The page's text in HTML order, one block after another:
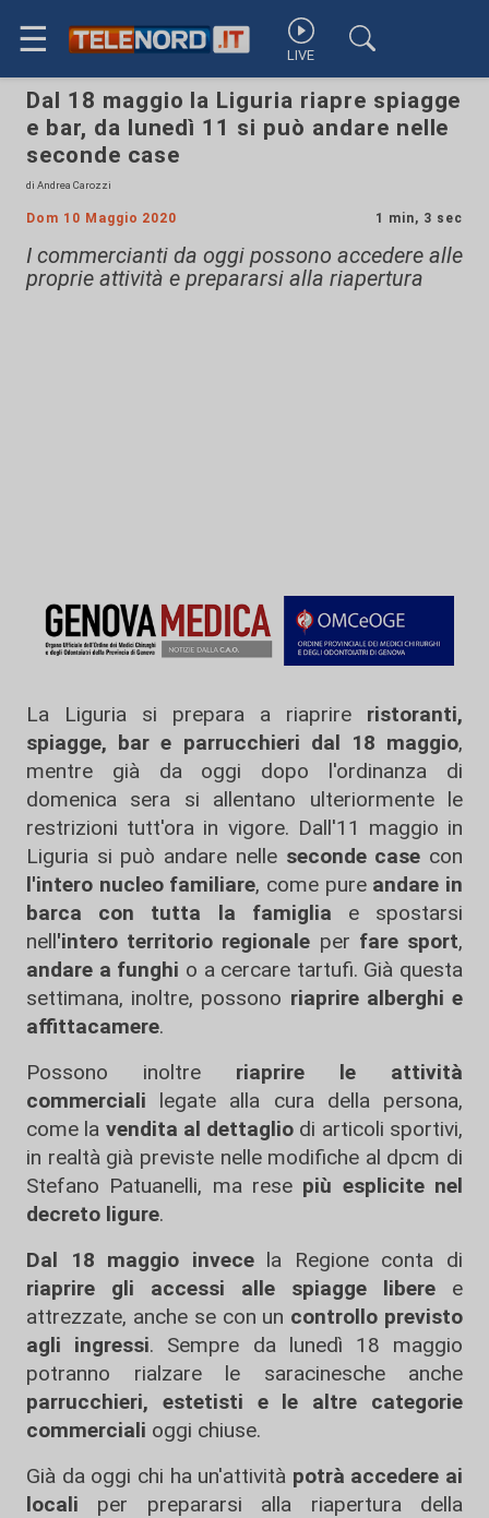
☰ LIVE
Dal 18 maggio la Liguria riapre spiagge
e bar, da lunedì 11 si può andare nelle
seconde case
di Andrea Carozzi
Dom 10 Maggio 2020 1 min, 3 sec
I commercianti da oggi possono accedere alle
proprie attività e prepararsi alla riapertura
La Liguria si prepara a riaprire ristoranti,
spiagge, bar e parrucchieri dal 18 maggio,
mentre già da oggi dopo l'ordinanza di
domenica sera si allentano ulteriormente le
restrizioni tutt'ora in vigore. Dall'11 maggio in
Liguria si può andare nelle seconde case con
l'intero nucleo familiare, come pureandare in
barca con tutta la famiglia e spostarsi
nell'intero territorio regionale per fare sport,
andare a funghi o a cercare tartufi. Già questa
settimana, inoltre, possono riaprire alberghi e
affittacamere.
Possono inoltre riaprire le attività
commerciali legate alla cura della persona,
come la vendita al dettaglio di articoli sportivi,
in realtà già previste nelle modifiche al dpcm di
Stefano Patuanelli, ma rese più esplicite nel
decreto ligure.
Dal 18 maggio invecela Regione conta di
riaprire gli accessi alle spiagge libere e
attrezzate, anche se con un controllo previsto
agli ingressi. Sempre da lunedì 18 maggio
potranno rialzare le saracinesche anche
parrucchieri, estetisti e le altre categorie
commerciali oggi chiuse.
Già da oggi chi ha un'attività potrà accedere ai
locali per prepararsi alla riapertura della